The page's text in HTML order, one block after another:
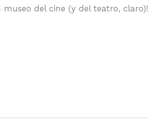
del cine (y del teatro, claro)!